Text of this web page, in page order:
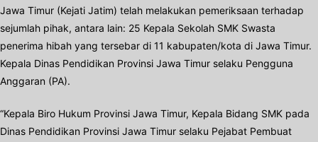
Jawa Timur (Kejati Jatim) telah melakukan pemeriksaan terhadap
sejumlah pihak, antara lain: 25 Kepala Sekolah SMK Swasta
penerima hibah yang tersebar di 11 kabupaten/kota di Jawa Timur.
Kepala Dinas Pendidikan Provinsi Jawa Timur selaku Pengguna
Anggaran (PA).
“Kepala Biro Hukum Provinsi Jawa Timur, Kepala Bidang SMK pada
Dinas Pendidikan Provinsi Jawa Timur selaku Pejabat Pembuat